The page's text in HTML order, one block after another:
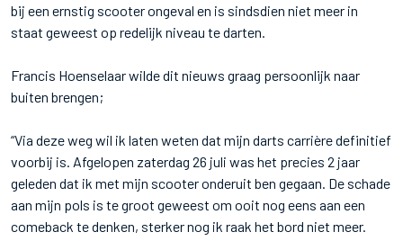
bij een ernstig scooter ongeval en is sindsdien niet meer in
staat geweest op redelijk niveau te darten.
Francis Hoenselaar wilde dit nieuws graag persoonlijk naar
buiten brengen;
“Via deze weg wil ik laten weten dat mijn darts carrière definitief
voorbij is. Afgelopen zaterdag 26 juli was het precies 2 jaar
geleden dat ik met mijn scooter onderuit ben gegaan. De schade
aan mijn pols is te groot geweest om ooit nog eens aan een
comeback te denken, sterker nog ik raak het bord niet meer.